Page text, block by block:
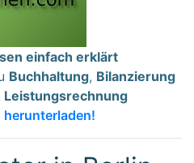
einfach erklärt
Buchhaltung, Bilanzierung
Leistungsrechnung